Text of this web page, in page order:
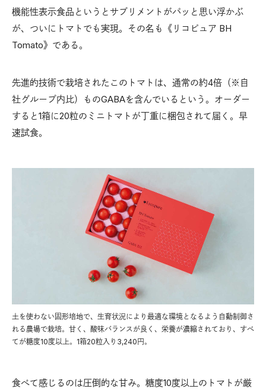
機能性表示食品というとサプリメントがパッと思い浮かぶ
が、ついにトマトでも実現。その名も《リコピュア BH
Tomato》である。
先進的技術で栽培されたこのトマトは、通常の約4倍（※自
社グループ内比）ものGABAを含んでいるという。オーダー
すると1箱に20粒のミニトマトが丁重に梱包されて届く。早
速試食。
土を使わない固形培地で、生育状況により最適な環境となるよう自動制御さ
れる農場で栽培。甘く、酸味バランスが良く、栄養が濃縮されており、すべ
てが糖度10度以上。1箱20粒入り3,240円。
食べて感じるのは圧倒的な甘み。糖度10度以上のトマトが厳